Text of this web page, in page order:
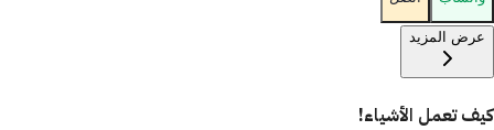
عرض المزيد
كيف تعمل الأشياء!